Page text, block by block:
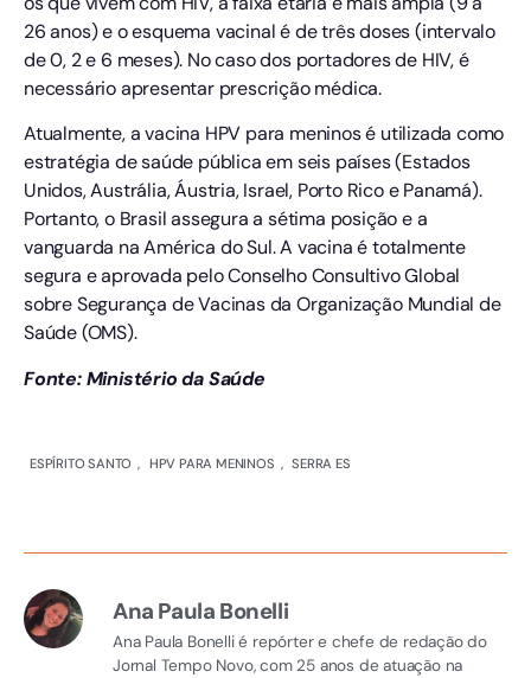
26 anos) e o esquema vacinal é de três doses (intervalo
de 0, 2 e 6 meses). No caso dos portadores de HIV, é
necessário apresentar prescrição médica.
Atualmente, a vacina HPV para meninos é utilizada como
estratégia de saúde pública em seis países (Estados
Unidos, Austrália, Áustria, Israel, Porto Rico e Panamá).
Portanto, o Brasil assegura a sétima posição e a
vanguarda na América do Sul. A vacina é totalmente
segura e aprovada pelo Conselho Consultivo Global
sobre Segurança de Vacinas da Organização Mundial de
Saúde (OMS).
Fonte: Ministério da Saúde
ESPÍRITO SANTO , HPV PARA MENINOS , SERRA ES
Ana Paula Bonelli
Ana Paula Bonelli é repórter e chefe de redação do
Jornal Tempo Novo, com 25 anos de atuação na